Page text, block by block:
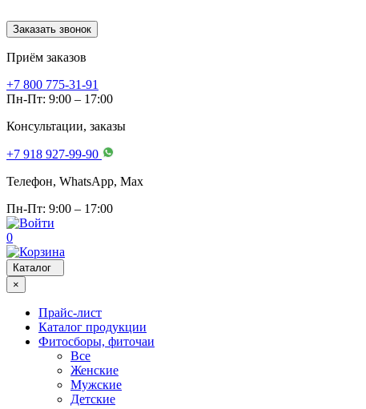
Заказать звонок
Приём заказов
+7 800 775-31-91
Пн-Пт: 9:00 – 17:00
Консультации, заказы
+7 918 927-99-90
Телефон, WhatsApp, Мах
Пн-Пт: 9:00 – 17:00
0
Каталог
×
Прайс-лист
Каталог продукции
Фитосборы, фиточаи
Все
Женские
Мужские
Детские